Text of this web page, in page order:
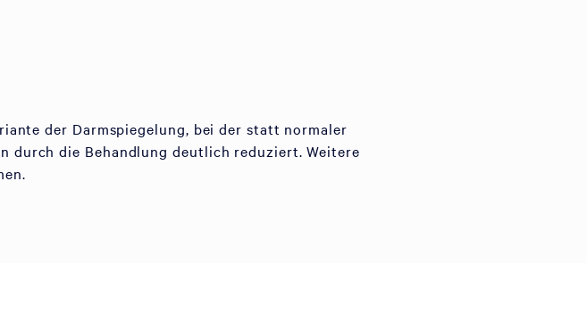
der Darmspiegelung, bei der statt normaler
durch die Behandlung deutlich reduziert. Weitere